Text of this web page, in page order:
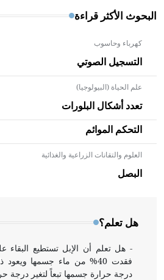
البحوث الأكثر قراءة
كهرباء وحاسوب
التسجيل الصوتي
علم الحياة (البيولوجيا)
تعدد أشكال البلورات
التحكم الموائم
العلوم والتقانات الزراعية والغذائية
البصل
هل تعلم؟
- هل تعلم أن الأبلق نوع من الفنون
بالعمارة الإسلامية في بلاد
المعمار على بناء مداميكه وخاصة في
- هل تعلم أن الإبل تستطيع البقاء
فقدت 40% من ماء جسمها
درجة حرارة جسمها تبعاً لتغير درجة